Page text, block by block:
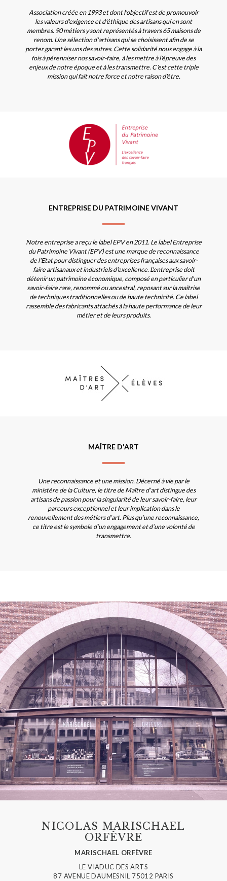
Association créée en 1993 et dont l'objectif est de promouvoir
les valeurs d'exigence et d'éthique des artisans qui en sont
membres. 90 métiers y sont représentés à travers 65 maisons de
renom. Une sélection d'artisans qui se choisissent afin de se
porter garant les uns des autres. Cette solidarité nous engage à la
fois à pérenniser nos savoir-faire, à les mettre à l'épreuve des
enjeux de notre époque et à les transmettre. C'est cette triple
mission qui fait notre force et notre raison d'être.
ENTREPRISE DU PATRIMOINE VIVANT
Notre entreprise a reçu le label EPV en 2011. Le label Entreprise
du Patrimoine Vivant (EPV) est une marque de reconnaissance
de l'Etat pour distinguer des entreprises françaises aux savoir-
faire artisanaux et industriels d'excellence. L'entreprise doit
détenir un patrimoine économique, composé en particulier d'un
savoir-faire rare, renommé ou ancestral, reposant sur la maîtrise
de techniques traditionnelles ou de haute technicité. Ce label
rassemble des fabricants attachés à la haute performance de leur
métier et de leurs produits.
MAÎTRE D'ART
Une reconnaissance et une mission. Décerné à vie par le
ministère de la Culture, le titre de Maître d’art distingue des
artisans de passion pour la singularité de leur savoir-faire, leur
parcours exceptionnel et leur implication dans le
renouvellement des métiers d’art. Plus qu’une reconnaissance,
ce titre est le symbole d’un engagement et d’une volonté de
transmettre.
NICOLAS MARISCHAEL
ORFÈVRE
MARISCHAEL ORFÈVRE
LE VIADUC DES ARTS
87 AVENUE DAUMESNIL 75012 PARIS